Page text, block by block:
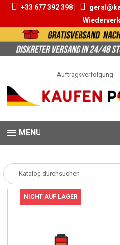
+33 677 392 398 |
Auftragsverfolgung
MENU
Popper Popper Klein Popper Jolt
NICHT AUF LAGER